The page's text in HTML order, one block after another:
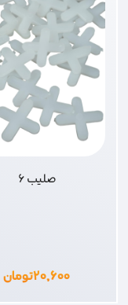
صلیب 6
۲۰,۶۰۰تومان